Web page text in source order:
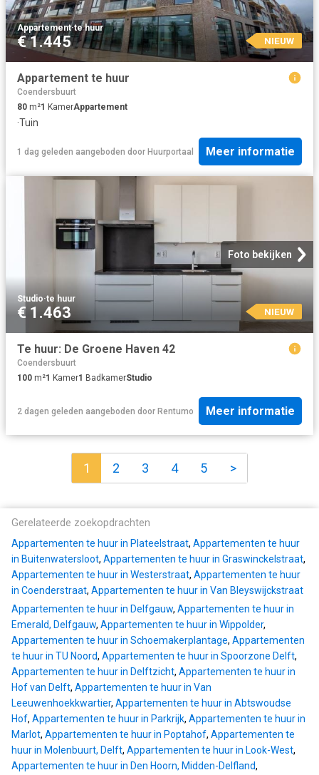
Appartement·te huur
€ 1.445 NIEUW
Appartement te huur
Coendersbuurt
80 m²1 KamerAppartement
·Tuin
1 dag geleden aangeboden door Huurportaal Meer informatie
Foto bekijken
Studio·te huur
€ 1.463 NIEUW
Te huur: De Groene Haven 42
Coendersbuurt
100 m²1 Kamer1 BadkamerStudio
2 dagen geleden aangeboden door Rentumo Meer informatie
1 2 3 4 5 >
Gerelateerde zoekopdrachten
Appartementen te huur in Plateelstraat, Appartementen te huur
in Buitenwatersloot, Appartementen te huur in Graswinckelstraat,
Appartementen te huur in Westerstraat, Appartementen te huur
in Coenderstraat, Appartementen te huur in Van Bleyswijckstraat
Appartementen te huur in Delfgauw, Appartementen te huur in
Emerald, Delfgauw, Appartementen te huur in Wippolder,
Appartementen te huur in Schoemakerplantage, Appartementen
te huur in TU Noord, Appartementen te huur in Spoorzone Delft,
Appartementen te huur in Delftzicht, Appartementen te huur in
Hof van Delft, Appartementen te huur in Van
Leeuwenhoekkwartier, Appartementen te huur in Abtswoudse
Hof, Appartementen te huur in Parkrijk, Appartementen te huur in
Marlot, Appartementen te huur in Poptahof, Appartementen te
huur in Molenbuurt, Delft, Appartementen te huur in Look-West,
Appartementen te huur in Den Hoorn, Midden-Delfland,